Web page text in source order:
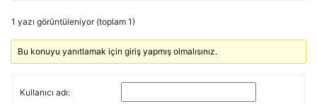
1 yazı görüntüleniyor (toplam 1)
Bu konuyu yanıtlamak için giriş yapmış olmalısınız.
Kullanıcı adı: